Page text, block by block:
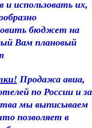
использовать их,
бюджет на
Вам плановый
Продажа авиа,
по России и за
мы выписываем
позволяет в